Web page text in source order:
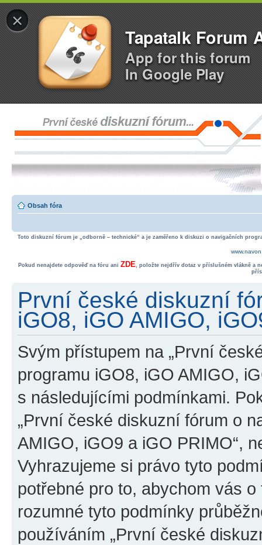
×
Tapatalk Forum
App for this forum
In Google Play
Obsah fóra
Toto diskuzní fórum je „odborně – technické“ a je zaměřeno k diskuzi o navigačních
Pokud nenajdete odpověď na fóru ani ZDE, položte nejdřív dotaz v příslušném vlákně a
První české diskuzní
iGO8, iGO AMIGO,
Svým přístupem na „První
programu iGO8, iGO AMIGO,
s následujícími podmínkami.
„První české diskuzní fórum o
AMIGO, iGO9 a iGO PRIMO“,
Vyhrazujeme si právo tyto
potřebné pro to, abychom vás
rozumné tyto podmínky
používáním „První české